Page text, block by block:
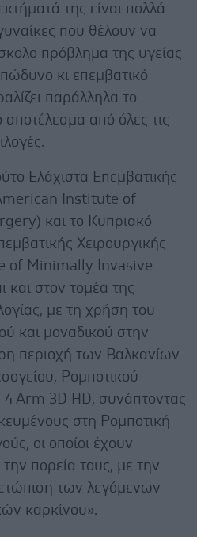
της είναι πολλά
που θέλουν να
πρόβλημα της υγείας
κι επεμβατικό
παράλληλα το
από όλες τις
Ελάχιστα Επεμβατικής
Institute of
και το Κυπριακό
Χειρουργικής
of Minimally Invasive
και στον τομέα της
με τη χρήση του
και μοναδικού στην
περιοχή των Βαλκανίων
Ρομποτικού
Arm 3D HD, συνάπτοντας
στη Ρομποτική
οι οποίοι έχουν
πορεία τους, με την
των λεγόμενων
καρκίνου».